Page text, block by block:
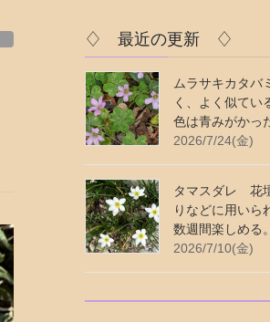
♢ 最近の更新 ♢
ムラサキカタ
く、よく似てい
色は青みがかっ
2026/7/24(金)
タマスダレ 花
りなどに用いら
数週間楽しめる。
2026/7/10(金)